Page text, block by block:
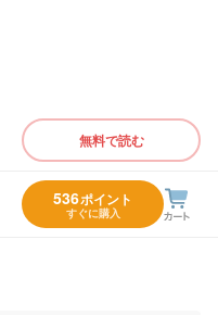
無料で読む
536ポイント
すぐに購入